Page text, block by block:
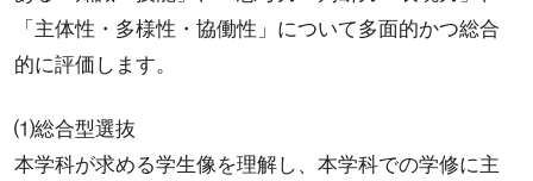
「主体性・多様性・協働性」について多面的かつ総合
的に評価します。
⑴総合型選抜
本学科が求める学生像を理解し、本学科での学修に主